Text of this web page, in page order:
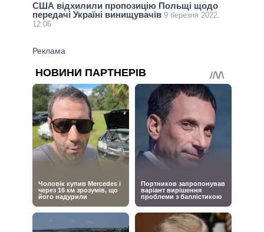
США відхилили пропозицію Польщі щодо
передачі Україні винищувачів 9 березня 2022,
12:06